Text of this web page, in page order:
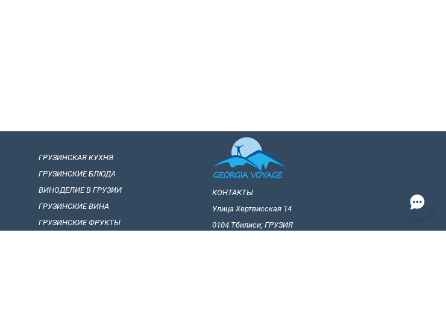
ГРУЗИНСКАЯ КУХНЯ
ГРУЗИНСКИЕ БЛЮДА
ВИНОДЕЛИЕ B ГРУЗИИ
ГРУЗИНСКИЕ ВИНА
ГРУЗИНСКИЕ ФРУКТЫ
КОНТАКТЫ
Улица Хертвисская 14
0104 Тбилиси; ГРУЗИЯ